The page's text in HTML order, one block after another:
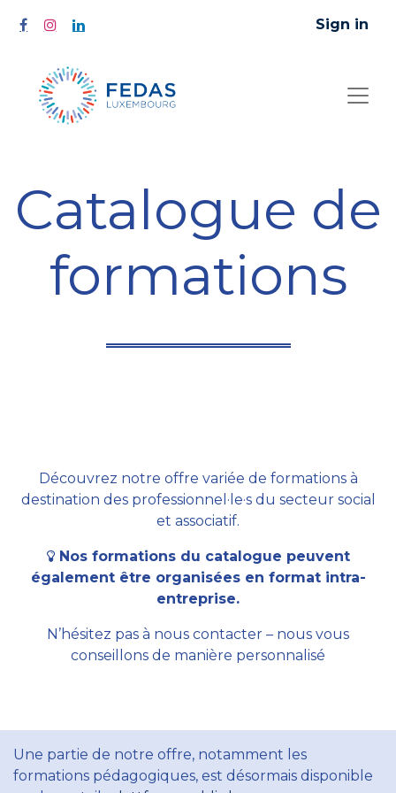
Sign in
Catalogue de
formations
Découvrez notre offre variée de formations à
destination des professionnel·le·s du secteur social
et associatif.
Nos formations du catalogue peuvent
également être organisées en format intra-
entreprise.
N’hésitez pas à nous contacter – nous vous
conseillons de manière personnalisé
Une partie de notre offre, notamment les
formations pédagogiques, est désormais disponible